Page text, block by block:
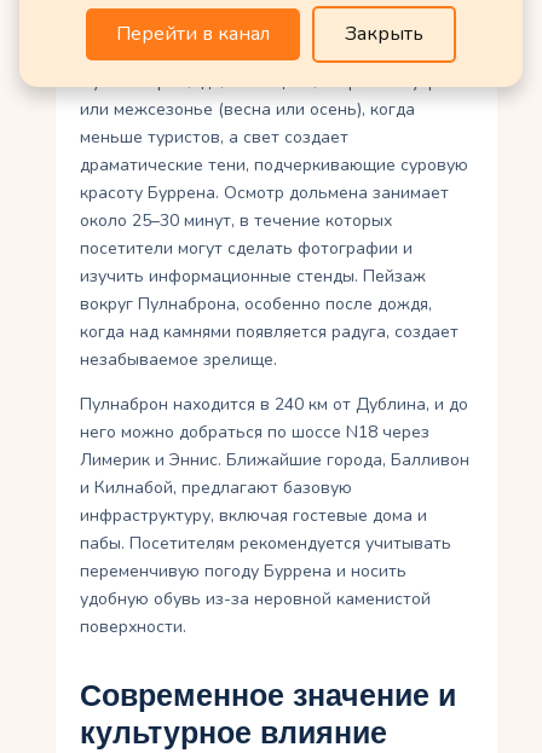
построенная советом графства Клэр, что
облегчает доступ для автомобилистов.
Лучшее время для посещения — раннее утро
или межсезонье (весна или осень), когда
меньше туристов, а свет создает
драматические тени, подчеркивающие суровую
красоту Буррена. Осмотр дольмена занимает
около 25–30 минут, в течение которых
посетители могут сделать фотографии и
изучить информационные стенды. Пейзаж
вокруг Пулнаброна, особенно после дождя,
когда над камнями появляется радуга, создает
незабываемое зрелище.
Пулнаброн находится в 240 км от Дублина, и до
него можно добраться по шоссе N18 через
Лимерик и Эннис. Ближайшие города, Балливон
и Килнабой, предлагают базовую
инфраструктуру, включая гостевые дома и
пабы. Посетителям рекомендуется учитывать
переменчивую погоду Буррена и носить
удобную обувь из-за неровной каменистой
поверхности.
Современное значение и
культурное влияние
Перейти в канал Закрыть